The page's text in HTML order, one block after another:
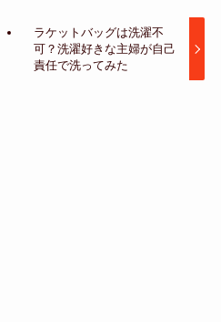
ラケットバッグは洗濯不
可？洗濯好きな主婦が自己
責任で洗ってみた